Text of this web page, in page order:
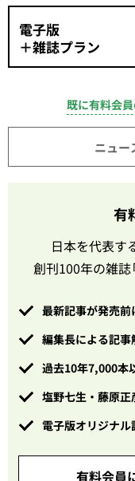
電子版
＋雑誌プラン
既に有料会
ニュー
有
日本を代表す
創刊100年の雑誌
最新記事が発売前
編集長による記
過去10年7,000本
塩野七生・藤原正
電子版オリジナル
有料会員